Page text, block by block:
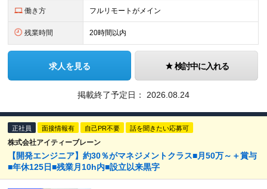
働き方 フルリモートがメイン
残業時間 20時間以内
求人を見る 検討中に入れる
掲載終了予定日： 2026.08.24
正社員 面接情報有 自己PR不要 話を聞きたい応募可
株式会社アイティーブレーン
【開発エンジニア】約30％がマネジメントクラス■月50万～＋賞与
■年休125日■残業月10h内■設立以来黒字